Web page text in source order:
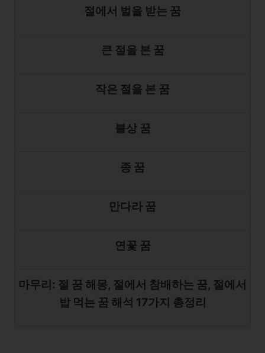
절에서 벌을 받는 꿈
큰 절을 본 꿈
작은 절을 본 꿈
불상 꿈
종 꿈
만다라 꿈
연꽃 꿈
마무리: 절 꿈 해몽, 절에서 참배하는 꿈, 절에서
밥 먹는 꿈 해석 17가지 총정리